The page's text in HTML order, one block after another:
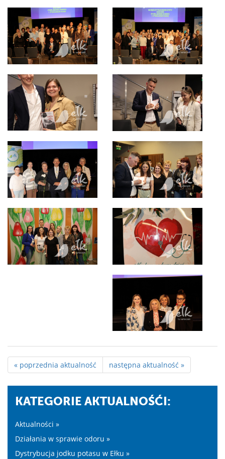
« poprzednia aktualność następna aktualność »
KATEGORIE AKTUALNOŚĆI:
Aktualności »
Działania w sprawie odoru »
Dystrybucja jodku potasu w Ełku »